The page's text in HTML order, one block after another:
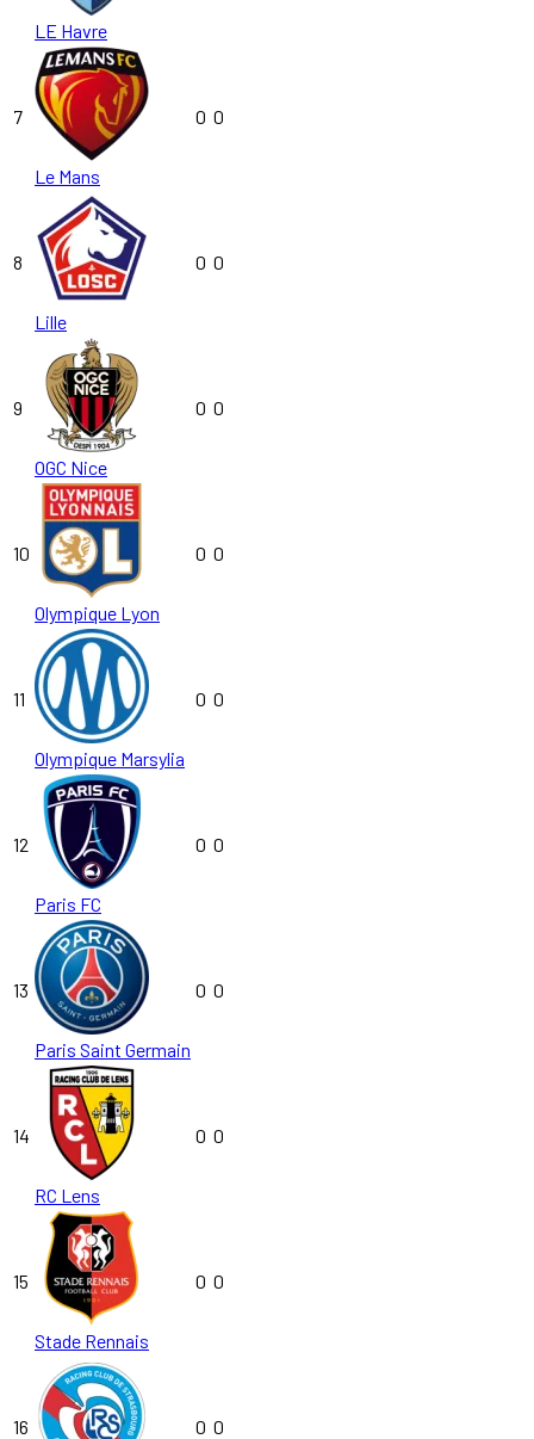
LE Havre
7
Le Mans
0 0
8
Lille
0 0
9
OGC Nice
0 0
10
Olympique Lyon
0 0
11
Olympique Marsylia
0 0
12
Paris FC
0 0
13
Paris Saint Germain
0 0
14
RC Lens
0 0
15
Stade Rennais
0 0
16 0 0